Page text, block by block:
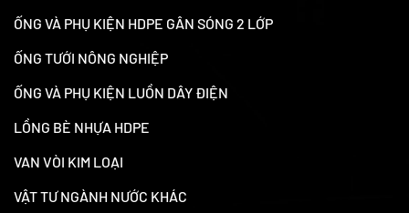
ỐNG VÀ PHỤ KIỆN HDPE GÂN SÓNG 2 LỚP
ỐNG TƯỚI NÔNG NGHIỆP
ỐNG VÀ PHỤ KIỆN LUỒN DÂY ĐIỆN
LỒNG BÈ NHỰA HDPE
VAN VÒI KIM LOẠI
VẬT TƯ NGÀNH NƯỚC KHÁC